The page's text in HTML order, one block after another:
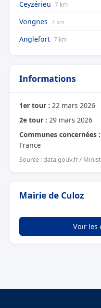
Ceyzérieu 7 km
Vongnes 7 km
Anglefort 7 km
Informations
1er tour : 22 mars 2026
2e tour : 29 mars 2026
Communes concernées :
France
Source : data.gouv.fr /
Mairie de Culoz
Voir les